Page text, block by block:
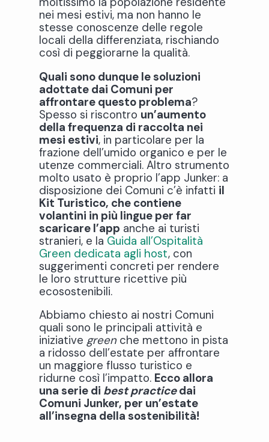
nei mesi estivi, ma non hanno le
stesse conoscenze delle regole
locali della differenziata, rischiando
così di peggiorarne la qualità.
Quali sono dunque le soluzioni
adottate dai Comuni per
affrontare questo problema?
Spesso si riscontro un’aumento
della frequenza di raccolta nei
mesi estivi, in particolare per la
frazione dell’umido organico e per le
utenze commerciali. Altro strumento
molto usato è proprio l’app Junker: a
disposizione dei Comuni c’è infatti il
Kit Turistico, che contiene
volantini in più lingue per far
scaricare l’app anche ai turisti
stranieri, e la Guida all’Ospitalità
Green dedicata agli host, con
suggerimenti concreti per rendere
le loro strutture ricettive più
ecosostenibili.
Abbiamo chiesto ai nostri Comuni
quali sono le principali attività e
iniziativegreen che mettono in pista
a ridosso dell’estate per affrontare
un maggiore flusso turistico e
ridurne così l’impatto. Ecco allora
una serie di best practicedai
Comuni Junker, per un’estate
all’insegna della sostenibilità!